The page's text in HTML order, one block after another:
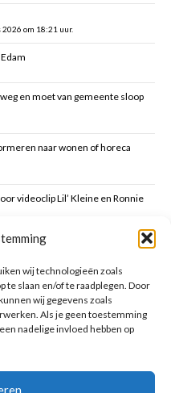
wij technologieën zoals
te slaan en/of te raadplegen. Door
wij gegevens zoals
Als je geen toestemming
nadelige invloed hebben op
om 18:21 uur.
en moet van gemeente sloop
naar wonen of horeca
videoclip Lil’ Kleine en Ronnie
Edam